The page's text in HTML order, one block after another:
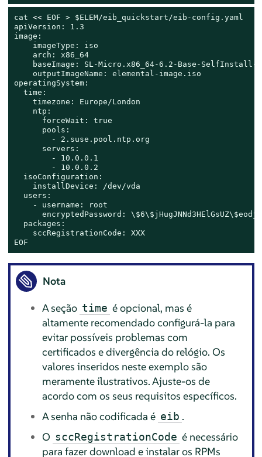
cat << EOF > $ELEM/eib_quickstart/eib-config.yaml
apiVersion: 1.3
image:
    imageType: iso
    arch: x86_64
baseImage: SL-Micro.x86_64-6.2-Base-SelfInstall-
    outputImageName: elemental-image.iso
operatingSystem:
  time:
    timezone: Europe/London
    ntp:
      forceWait: true
      pools:
        - 2.suse.pool.ntp.org
      servers:
        - 10.0.0.1
        - 10.0.0.2
  isoConfiguration:
    installDevice: /dev/vda
  users:
    - username: root
encryptedPassword:
  packages:
    sccRegistrationCode: XXX
EOF
Nota
A seção time é opcional, mas é
altamente recomendado configurá-la para
evitar possíveis problemas com
certificados e divergência do relógio. Os
valores inseridos neste exemplo são
meramente ilustrativos. Ajuste-os de
acordo com os seus requisitos específicos.
A senha não codificada é eib .
O sccRegistrationCode é necessário
para fazer download e instalar os RPMs